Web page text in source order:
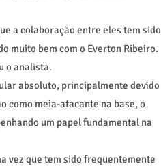
a colaboração entre eles tem sido
muito bem com o Everton Ribeiro.
o analista.
absoluto, principalmente devido
como meia-atacante na base, o
um papel fundamental na
vez que tem sido frequentemente